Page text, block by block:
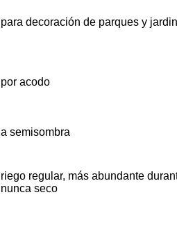
para decoración de parques y
por acodo
a semisombra
riego regular, más abundante
nunca seco